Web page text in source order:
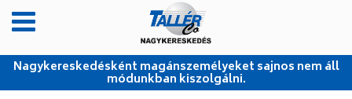
Nagykereskedésként magánszemélyeket sajnos nem áll
módunkban kiszolgálni.